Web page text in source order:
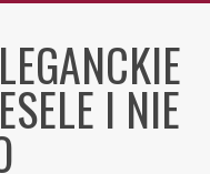
I NIE